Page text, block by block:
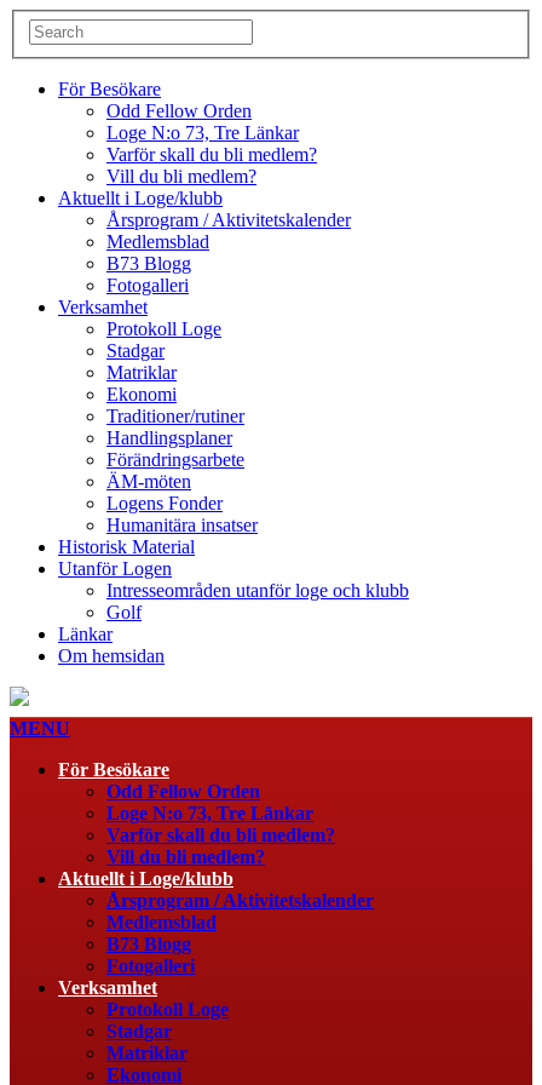
För Besökare
Odd Fellow Orden
Loge N:o 73, Tre Länkar
Varför skall du bli medlem?
Vill du bli medlem?
Aktuellt i Loge/klubb
Årsprogram / Aktivitetskalender
Medlemsblad
B73 Blogg
Fotogalleri
Verksamhet
Protokoll Loge
Stadgar
Matriklar
Ekonomi
Traditioner/rutiner
Handlingsplaner
Förändringsarbete
ÄM-möten
Logens Fonder
Humanitära insatser
Historisk Material
Utanför Logen
Intresseområden utanför loge och klubb
Golf
Länkar
Om hemsidan
MENU
För Besökare
Odd Fellow Orden
Loge N:o 73, Tre Länkar
Varför skall du bli medlem?
Vill du bli medlem?
Aktuellt i Loge/klubb
Årsprogram / Aktivitetskalender
Medlemsblad
B73 Blogg
Fotogalleri
Verksamhet
Protokoll Loge
Stadgar
Matriklar
Ekonomi